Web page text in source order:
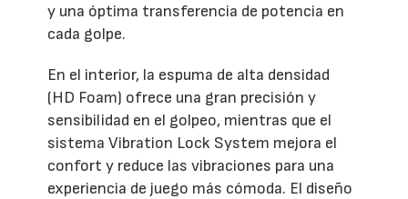
y una óptima transferencia de potencia en
cada golpe.
En el interior, la espuma de alta densidad
(HD Foam) ofrece una gran precisión y
sensibilidad en el golpeo, mientras que el
sistema Vibration Lock System mejora el
confort y reduce las vibraciones para una
experiencia de juego más cómoda. El diseño